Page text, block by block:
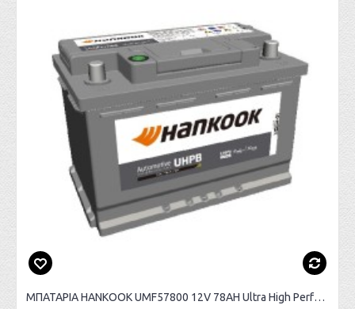
ΜΠΑΤΑΡΙΑ HANKOOK UMF57800 12V 78AH Ultra High Performance ΕΥΡΩΠΑΙΚΟΥ ΤΥΠΟΥ